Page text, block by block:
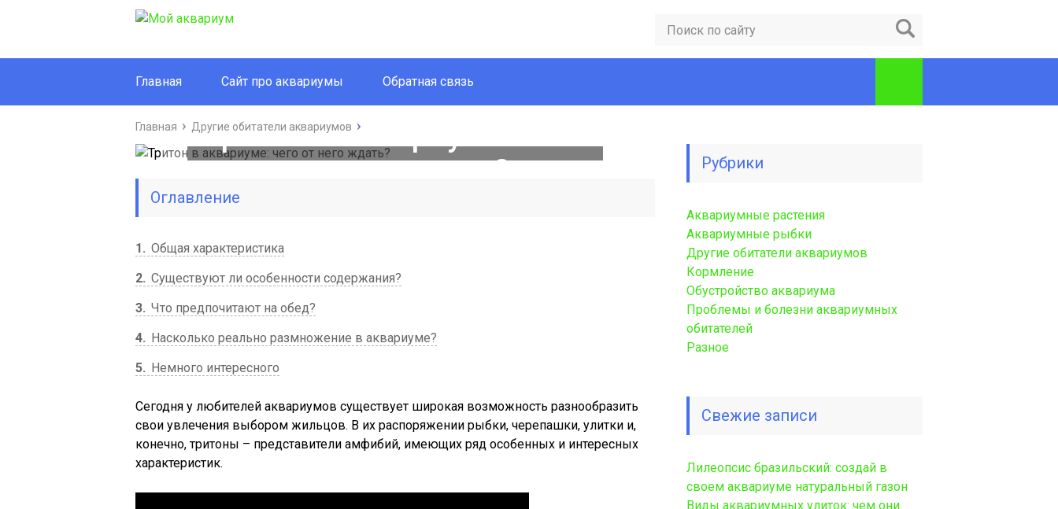
Главная Сайт про аквариумы Обратная связь
Главная Другие обитатели аквариумов
Тритон в аквариуме: чего
от него ждать?
Оглавление
1
Общая характеристика
2 Существуют ли особенности содержания?
3 Что предпочитают на обед?
4
Насколько реально размножение в аквариуме?
5
Немного интересного
Сегодня у любителей аквариумов существует широкая возможность разнообразить
свои увлечения выбором жильцов. В их распоряжении рыбки, черепашки, улитки и,
конечно, тритоны – представители амфибий, имеющих ряд особенных и интересных
характеристик.
Рубрики
Аквариумные растения
Аквариумные рыбки
Другие обитатели аквариумов
Кормление
Обустройство аквариума
Проблемы и болезни аквариумных
обитателей
Разное
Свежие записи
Лилеопсис бразильский: создай в
своем аквариуме натуральный газон
Виды аквариумных улиток: чем они